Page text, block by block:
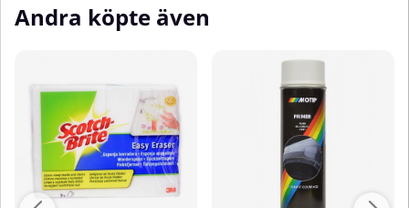
Andra köpte även